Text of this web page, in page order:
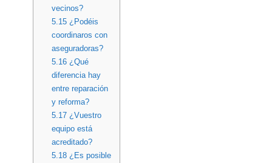
vecinos?
5.15¿Podéis
coordinaros con
aseguradoras?
5.16¿Qué
diferencia hay
entre reparación
y reforma?
5.17¿Vuestro
equipo está
acreditado?
5.18¿Es posible